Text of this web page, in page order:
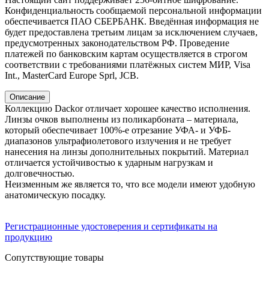
Конфиденциальность сообщаемой персональной информации
обеспечивается ПАО СБЕРБАНК. Введённая информация не
будет предоставлена третьим лицам за исключением случаев,
предусмотренных законодательством РФ. Проведение
платежей по банковским картам осуществляется в строгом
соответствии с требованиями платёжных систем МИР, Visa
Int., MasterCard Europe Sprl, JCB.
Описание
Коллекцию Dackor отличает хорошее качество исполнения.
Линзы очков выполнены из поликарбоната – материала,
который обеспечивает 100%-е отрезание УФА- и УФБ-
диапазонов ультрафиолетового излучения и не требует
нанесения на линзы дополнительных покрытий. Материал
отличается устойчивостью к ударным нагрузкам и
долговечностью.
Неизменным же является то, что все модели имеют удобную
анатомическую посадку.
Регистрационные удостоверения и сертификаты на
продукцию
Сопутствующие товары